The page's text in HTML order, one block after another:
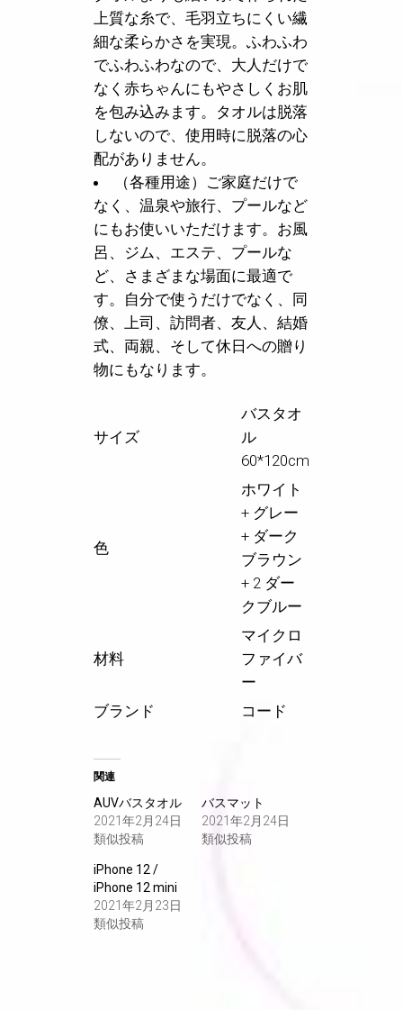
上質な糸で、毛羽立ちにくい繊
細な柔らかさを実現。ふわふわ
でふわふわなので、大人だけで
なく赤ちゃんにもやさしくお肌
を包み込みます。タオルは脱落
しないので、使用時に脱落の心
配がありません。
（各種用途）ご家庭だけで
なく、温泉や旅行、プールなど
にもお使いいただけます。お風
呂、ジム、エステ、プールな
ど、さまざまな場面に最適で
す。自分で使うだけでなく、同
僚、上司、訪問者、友人、結婚
式、両親、そして休日への贈り
物にもなります。
サイズ
バスタオ
ル
60*120cm
色
ホワイト
+ グレー
+ ダーク
ブラウン
+ 2 ダー
クブルー
材料
マイクロ
ファイバ
ー
ブランド
コード
関連
AUVバスタオル
2021年2月24日
類似投稿
バスマット
2021年2月24日
類似投稿
iPhone 12 /
iPhone 12 mini
2021年2月23日
類似投稿